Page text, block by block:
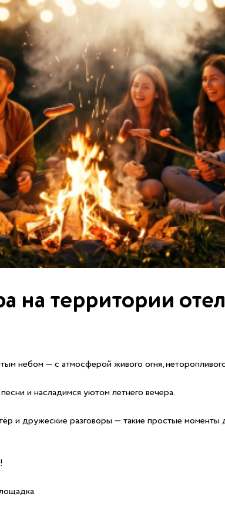
на территории
небом — с атмосферой живого огня,
и насладимся уютом летнего вечера.
и дружеские разговоры — такие простые моменты